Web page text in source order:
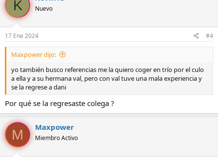
c
i
o
n
e
s
K Nuevo
17 Ene 2024 #4
Maxpower dijo:
yo también busco referencias me la quiero coger en trío por el culo
a ella y a su hermana val, pero con val tuve una mala experiencia y
se la regrese a dani
Por qué se la regresaste colega ?
M Maxpower
Miembro Activo